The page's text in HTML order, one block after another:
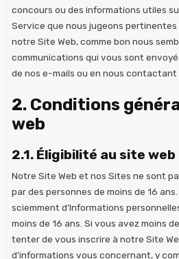
concours ou des informations utiles
Service que nous jugeons
notre Site Web, comme bon nous
communications qui vous sont
de nos e-mails ou en nous contactant
2. Conditions
web
2.1. Éligibilité au site web
Notre Site Web et nos Sites ne sont
par des personnes de moins de 16
sciemment d'Informations
moins de 16 ans. Si vous avez moins
tenter de vous inscrire à notre Site
d'informations vous concernant, y